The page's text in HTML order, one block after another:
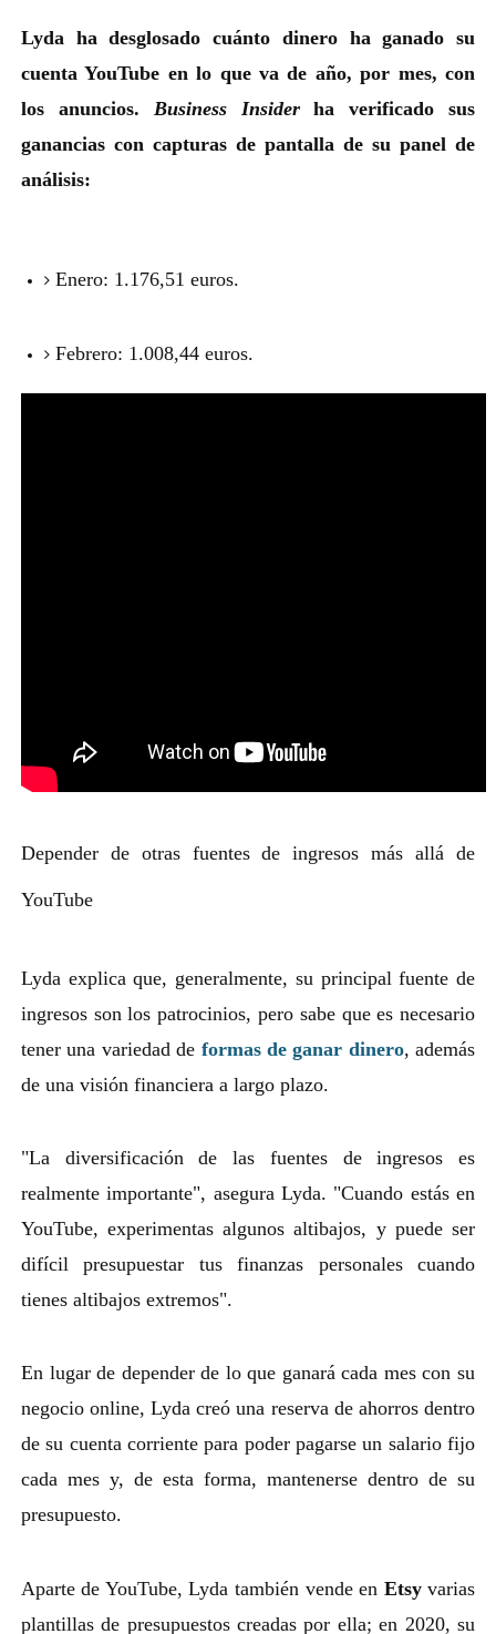
Lyda ha desglosado cuánto dinero ha ganado su
cuenta YouTube en lo que va de año, por mes, con
los anuncios. Business Insiderha verificado sus
ganancias con capturas de pantalla de su panel de
análisis:
Enero: 1.176,51 euros.
Febrero: 1.008,44 euros.
Depender de otras fuentes de ingresos más allá de
YouTube
Lyda explica que, generalmente, su principal fuente de
ingresos son los patrocinios, pero sabe que es necesario
tener una variedad de formas de ganar dinero, además
de una visión financiera a largo plazo.
"La diversificación de las fuentes de ingresos es
realmente importante", asegura Lyda. "Cuando estás en
YouTube, experimentas algunos altibajos, y puede ser
difícil presupuestar tus finanzas personales cuando
tienes altibajos extremos".
En lugar de depender de lo que ganará cada mes con su
negocio online, Lyda creó una reserva de ahorros dentro
de su cuenta corriente para poder pagarse un salario fijo
cada mes y, de esta forma, mantenerse dentro de su
presupuesto.
Aparte de YouTube, Lyda también vende en Etsyvarias
plantillas de presupuestos creadas por ella; en 2020, su